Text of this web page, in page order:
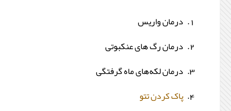
درمان واریس
درمان رگ ‏های عنکبوتی
درمان لکه‌های ماه گرفتگی
پاک کردن تتو